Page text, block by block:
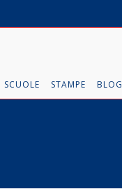
SCUOLE STAMPE BLOG